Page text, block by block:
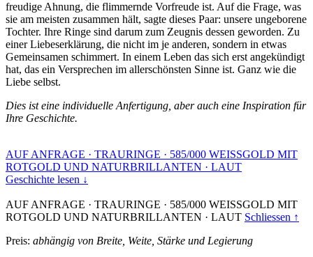
freudige Ahnung, die flimmernde Vorfreude ist. Auf die Frage, was
sie am meisten zusammen hält, sagte dieses Paar: unsere ungeborene
Tochter. Ihre Ringe sind darum zum Zeugnis dessen geworden. Zu
einer Liebeserklärung, die nicht im je anderen, sondern in etwas
Gemeinsamen schimmert. In einem Leben das sich erst angekündigt
hat, das ein Versprechen im allerschönsten Sinne ist. Ganz wie die
Liebe selbst.
Dies ist eine individuelle Anfertigung, aber auch eine Inspiration für
Ihre Geschichte.
AUF ANFRAGE · TRAURINGE · 585/000 WEISSGOLD MIT
ROTGOLD UND NATURBRILLANTEN · LAUT
Geschichte lesen ↓
AUF ANFRAGE · TRAURINGE · 585/000 WEISSGOLD MIT
ROTGOLD UND NATURBRILLANTEN · LAUT Schliessen ↑
Preis: abhängig von Breite, Weite, Stärke und Legierung